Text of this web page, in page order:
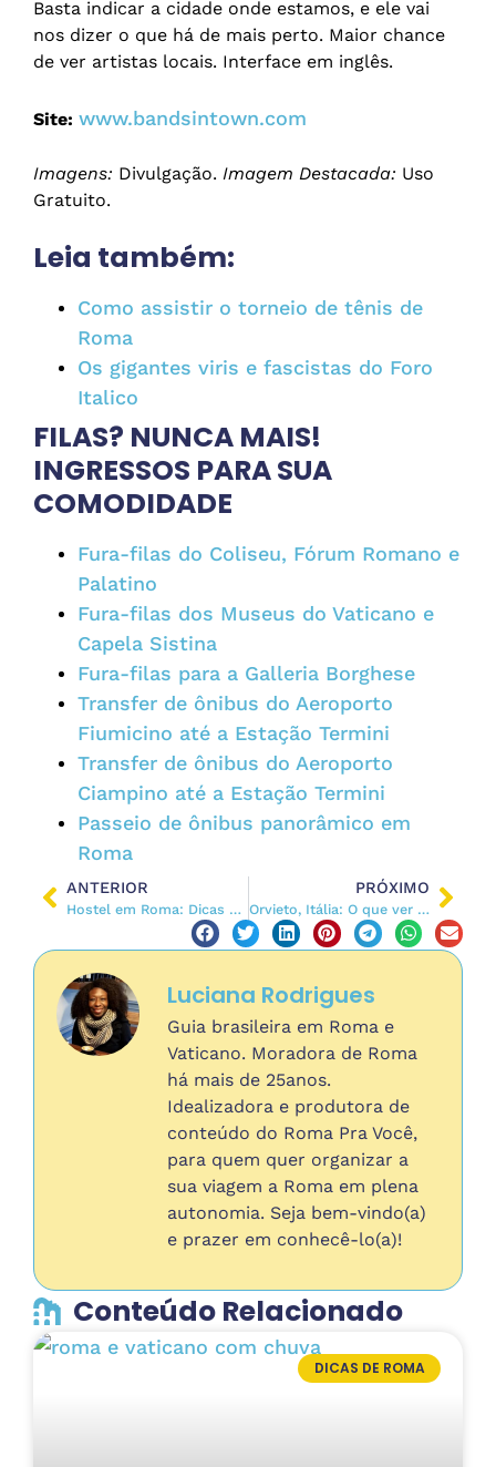
Basta indicar a cidade onde estamos, e ele vai
nos dizer o que há de mais perto. Maior chance
de ver artistas locais. Interface em inglês.
Site: www.bandsintown.com
Imagens: Divulgação. Imagem Destacada: Uso
Gratuito.
Leia também:
Como assistir o torneio de tênis de
Roma
Os gigantes viris e fascistas do Foro
Italico
FILAS? NUNCA MAIS!
INGRESSOS PARA SUA
COMODIDADE
Fura-filas do Coliseu, Fórum Romano e
Palatino
Fura-filas dos Museus do Vaticano e
Capela Sistina
Fura-filas para a Galleria Borghese
Transfer de ônibus do Aeroporto
Fiumicino até a Estação Termini
Transfer de ônibus do Aeroporto
Ciampino até a Estação Termini
Passeio de ônibus panorâmico em
Roma
ANTERIOR
Hostel em Roma: Dicas para Economizar na Estadia
PRÓXIMO
Orvieto, Itália: O que ver e fazer
Luciana Rodrigues
Guia brasileira em Roma e
Vaticano. Moradora de Roma
há mais de 25anos.
Idealizadora e produtora de
conteúdo do Roma Pra Você,
para quem quer organizar a
sua viagem a Roma em plena
autonomia. Seja bem-vindo(a)
e prazer em conhecê-lo(a)!
Conteúdo Relacionado
DICAS DE ROMA